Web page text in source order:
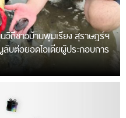
วิถีชาวบ้านพุมเรียง สุราษฎร์ฯ
บต่อยอดไอเดียผู้ประกอบการ